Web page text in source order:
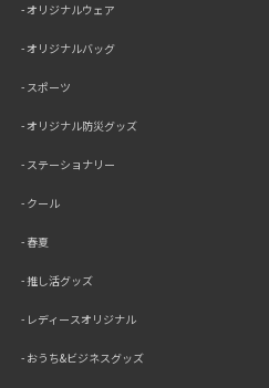
オリジナルウェア
オリジナルバッグ
スポーツ
オリジナル防災グッズ
ステーショナリー
クール
春夏
推し活グッズ
レディースオリジナル
おうち&ビジネスグッズ